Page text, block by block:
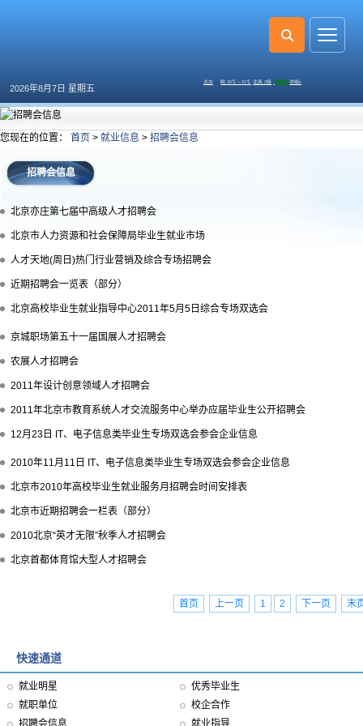
2026年8月7日 星期五
快速通道
就业明星
优秀毕业生
就职单位
校企合作
招聘会信息
就业指导
您现在的位置： 首页 > 就业信息 > 招聘会信息
招聘会信息
北京亦庄第七届中高级人才招聘会
北京市人力资源和社会保障局毕业生就业市场
人才天地(周日)热门行业营销及综合专场招聘会
近期招聘会一览表（部分）
北京高校毕业生就业指导中心2011年5月5日综合专场双选会
京城职场第五十一届国展人才招聘会
农展人才招聘会
2011年设计创意领域人才招聘会
2011年北京市教育系统人才交流服务中心举办应届毕业生公开招聘会
12月23日 IT、电子信息类毕业生专场双选会参会企业信息
2010年11月11日 IT、电子信息类毕业生专场双选会参会企业信息
北京市2010年高校毕业生就业服务月招聘会时间安排表
北京市近期招聘会一栏表（部分）
2010北京“英才无限”秋季人才招聘会
北京首都体育馆大型人才招聘会
首页 上一页 1 2 下一页 末